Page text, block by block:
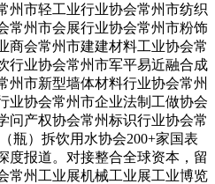
州市轻工业行业协会常州市纺织
常州市会展行业协会常州市粉饰
商会常州市建建材料工业协会常
行业协会常州市军平易近融合成
州市新型墙体材料行业协会常州
业协会常州市企业法制工做协会
问产权协会常州标识行业协会常
瓶）拆饮用水协会200+家国表
度报道。对接整合全球资本，留
常州工业展机械工业展工业博览